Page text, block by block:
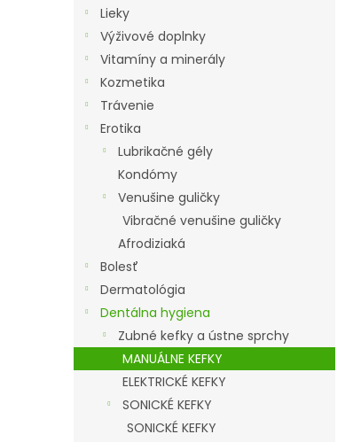
Lieky
Výživové doplnky
Vitamíny a minerály
Kozmetika
Trávenie
Erotika
Lubrikačné gély
Kondómy
Venušine guličky
Vibračné venušine guličky
Afrodiziaká
Bolesť
Dermatológia
Dentálna hygiena
Zubné kefky a ústne sprchy
MANUÁLNE KEFKY
ELEKTRICKÉ KEFKY
SONICKÉ KEFKY
SONICKÉ KEFKY